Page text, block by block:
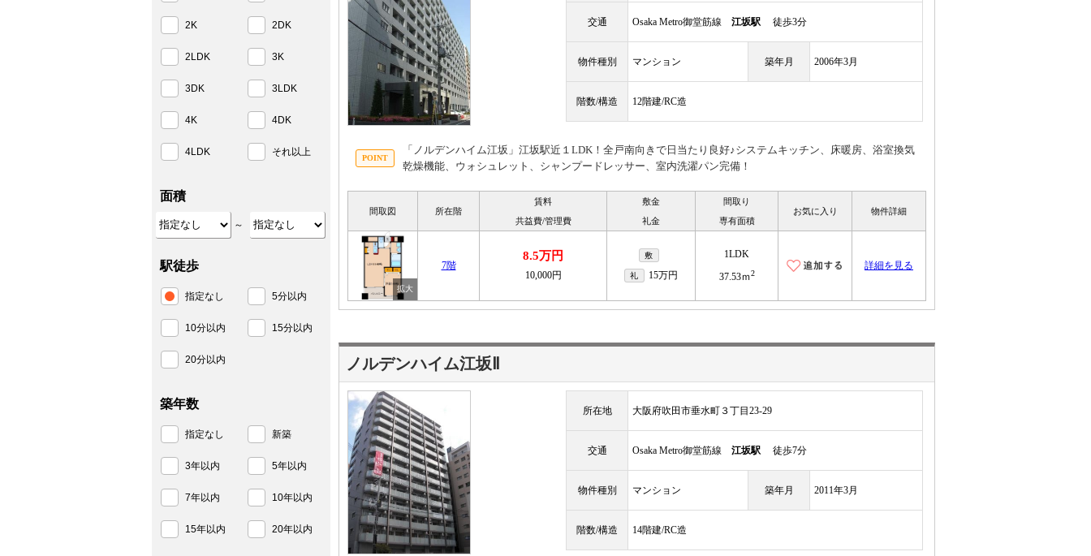
交通 Osaka Metro御堂筋線 江坂駅 徒歩3分
物件種別 マンション 築年月 2006年3月
階数/構造 12階建/RC造
「ノルデンハイム江坂」江坂駅近１LDK！全戸南向きで日当たり良好♪システムキッチン、床暖房、浴室換気
乾燥機能、ウォシュレット、シャンプードレッサー、室内洗濯パン完備！
間取図 所在階
賃料
共益費/管理費
敷金
礼金
間取り
専有面積
お気に入り 物件詳細
7階
8.5万円
10,000円
敷
礼 15万円
1LDK
37.53ｍ2
詳細を見る
ノルデンハイム江坂Ⅱ
所在地 大阪府吹田市垂水町３丁目23-29
交通 Osaka Metro御堂筋線 江坂駅 徒歩7分
物件種別 マンション 築年月 2011年3月
階数/構造 14階建/RC造
2K 2DK
2LDK 3K
3DK 3LDK
4K 4DK
4LDK それ以上
面積
～
駅徒歩
指定なし 5分以内
10分以内 15分以内
20分以内
築年数
指定なし 新築
3年以内 5年以内
7年以内 10年以内
15年以内 20年以内